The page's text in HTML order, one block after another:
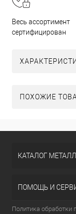
Весь ассортимент
сертифицирован
ПОХОЖИЕ
КАТАЛОГ
ПОМОЩЬ И
Политика обработки